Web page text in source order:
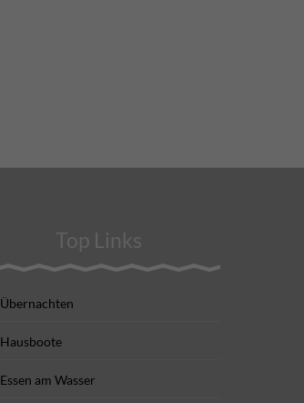
Top Links
Übernachten
Hausboote
Essen am Wasser